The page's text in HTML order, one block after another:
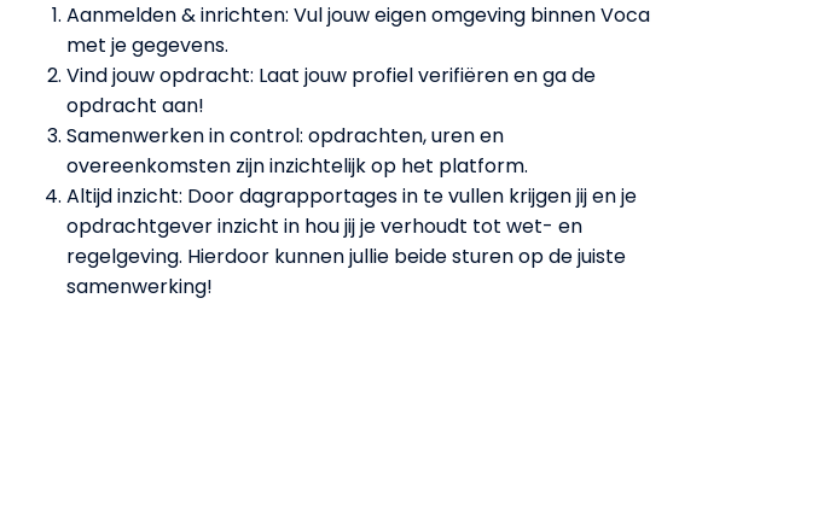
Aanmelden & inrichten: Vul jouw eigen omgeving binnen Voca
met je gegevens.
Vind jouw opdracht: Laat jouw profiel verifiëren en ga de
opdracht aan!
Samenwerken in control: opdrachten, uren en
overeenkomsten zijn inzichtelijk op het platform.
Altijd inzicht: Door dagrapportages in te vullen krijgen jij en je
opdrachtgever inzicht in hou jij je verhoudt tot wet- en
regelgeving. Hierdoor kunnen jullie beide sturen op de juiste
samenwerking!